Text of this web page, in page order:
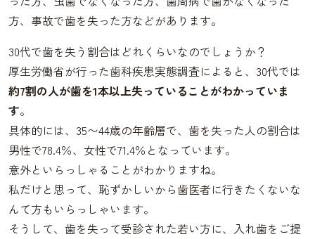
方、事故で歯を失った方などがあります。
30代で歯を失う割合はどれくらいなのでしょうか？
厚生労働省が行った歯科疾患実態調査によると、30代では
約7割の人が歯を1本以上失っていることがわかっていま
す。
具体的には、35〜44歳の年齢層で、歯を失った人の割合は
男性で78.4％、女性で71.4％となっています。
意外といらっしゃることがわかりますね。
私だけと思って、恥ずかしいから歯医者に行きたくないな
んて方もいらっしゃいます。
そうして、歯を失って受診された若い方に、入れ歯をご提